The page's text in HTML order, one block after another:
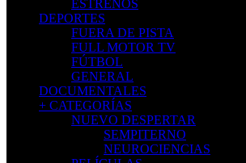
ESTRENOS
DEPORTES
FUERA DE PISTA
FULL MOTOR TV
FÚTBOL
GENERAL
DOCUMENTALES
+ CATEGORÍAS
NUEVO DESPERTAR
SEMPITERNO
NEUROCIENCIAS